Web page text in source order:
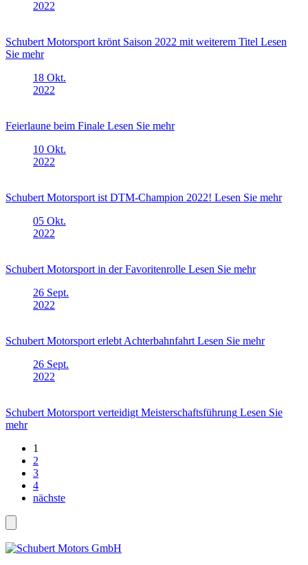
2022
Schubert Motorsport krönt Saison 2022 mit weiterem Titel Lesen
Sie mehr
18 Okt.
2022
Feierlaune beim Finale Lesen Sie mehr
10 Okt.
2022
Schubert Motorsport ist DTM-Champion 2022! Lesen Sie mehr
05 Okt.
2022
Schubert Motorsport in der Favoritenrolle Lesen Sie mehr
26 Sept.
2022
Schubert Motorsport erlebt Achterbahnfahrt Lesen Sie mehr
26 Sept.
2022
Schubert Motorsport verteidigt Meisterschaftsführung Lesen Sie
mehr
1
2
3
4
nächste